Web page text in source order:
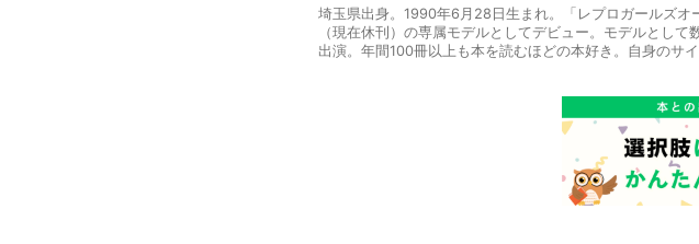
埼玉県出身。1990年6月28日生まれ。「レプロガールズオ
（現在休刊）の専属モデルとしてデビュー。モデルとし
出演。年間100冊以上も本を読むほどの本好き。自身の